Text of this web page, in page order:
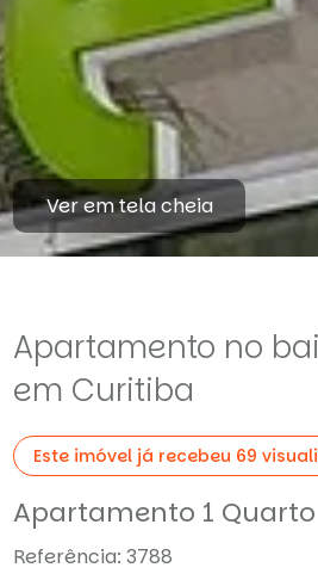
Ver em tela cheia
Apartamento no
em Curitiba
Este imóvel já recebeu 69
Apartamento 1
Referência: 3788